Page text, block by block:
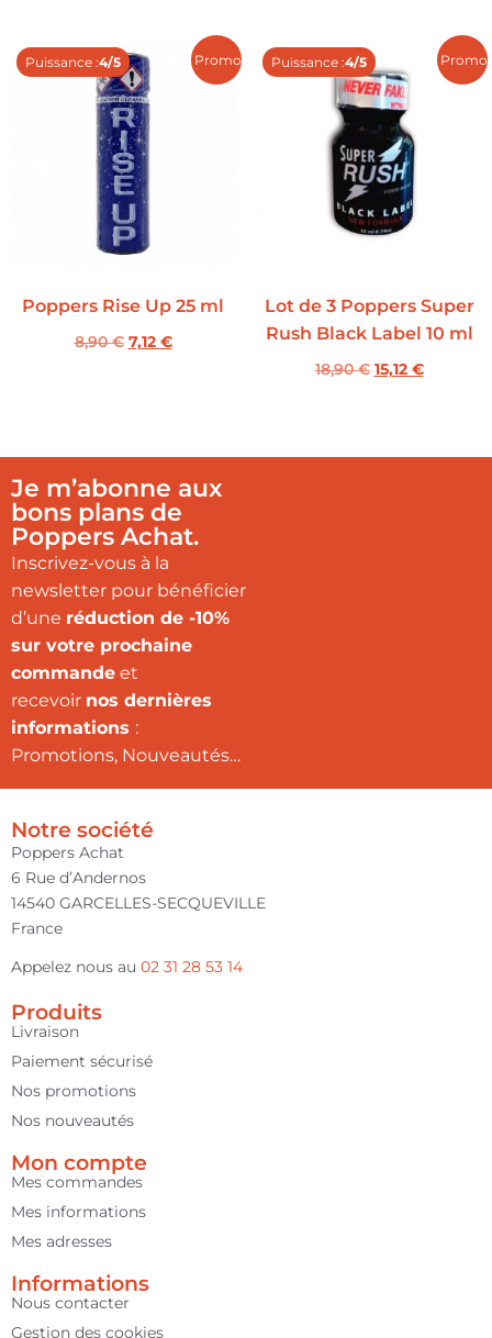
Promo !
Puissance :4/5
Poppers Rise Up 25 ml
8,90€ 7,12 €
Promo
Puissance :4/5
Lot de 3 Poppers Super
Rush Black Label 10 ml
18,90€ 15,12 €
Je m’abonne aux
bons plans de
Poppers Achat.
Inscrivez-vous à la
newsletter pour bénéficier
d’une réduction de -10%
sur votre prochaine
commande et
recevoir nos dernières
informations :
Promotions, Nouveautés…
Notre société
Poppers Achat
6 Rue d’Andernos
14540 GARCELLES-SECQUEVILLE
France
Appelez nous au 02 31 28 53 14
Produits
Livraison
Paiement sécurisé
Nos promotions
Nos nouveautés
Mon compte
Mes commandes
Mes informations
Mes adresses
Informations
Nous contacter
Gestion des cookies